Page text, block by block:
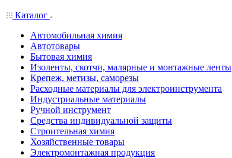
Каталог
Автомобильная химия
Автотовары
Бытовая химия
Изоленты, скотчи, малярные и монтажные ленты
Крепеж, метизы, саморезы
Расходные материалы для электроинструмента
Индустриальные материалы
Ручной инструмент
Средства индивидуальной защиты
Строительная химия
Хозяйственные товары
Электромонтажная продукция